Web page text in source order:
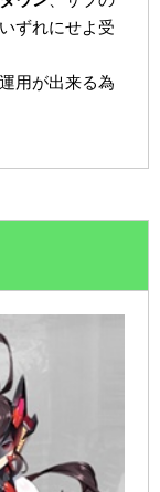
ずれにせよ受
用が出来る為